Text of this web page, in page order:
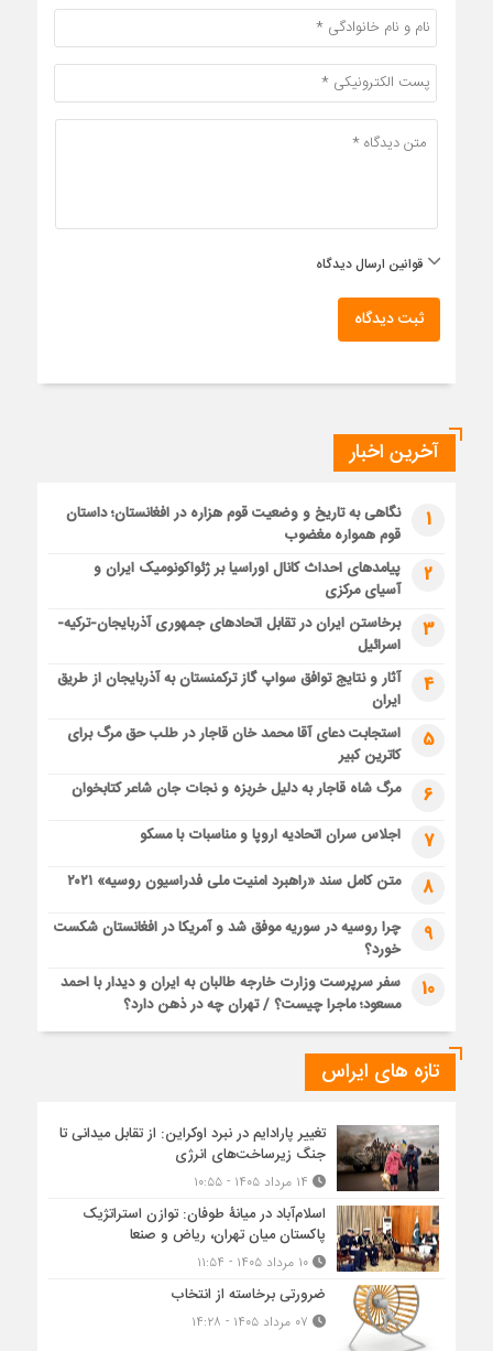
قوانین ارسال دیدگاه
ثبت دیدگاه
آخرین اخبار
1
نگاهی به تاریخ و وضعیت قوم هزاره در افغانستان؛ داستان
قوم همواره مغضوب
2
پیامدهای احداث کانال اوراسیا بر ژئواکونومیک ایران و
آسیای مرکزی
3
برخاستن ایران در تقابل اتحادهای جمهوری آذربایجان-ترکیه-
اسرائیل
4
آثار و نتایج توافق سواپ گاز ترکمنستان به آذربایجان از طریق
ایران
5
استجابت دعای آقا محمد خان قاجار در طلب حق مرگ برای
کاترین کبیر
6 مرگ شاه قاجار به دلیل خربزه و نجات جان شاعر کتابخوان
7 اجلاس سران اتحادیه اروپا و مناسبات با مسکو
8 متن کامل سند «راهبرد امنیت ملی فدراسیون روسیه» ۲۰۲۱
9
چرا روسیه در سوریه موفق شد و آمریکا در افغانستان شکست
خورد؟
10
سفر سرپرست وزارت خارجه طالبان به ایران و دیدار با احمد
مسعود؛ ماجرا چیست؟ / تهران چه در ذهن دارد؟
تازه های ایراس
تغییر پارادایم در نبرد اوکراین: از تقابل میدانی تا
جنگ زیرساخت‌های انرژی
اسلام‌آباد در میانۀ طوفان: توازن استراتژیک
پاکستان میان تهران، ریاض و صنعا
۱۰ مرداد ۱۴۰۵ - ۱۱:۵۴
ضرورتی برخاسته از انتخاب